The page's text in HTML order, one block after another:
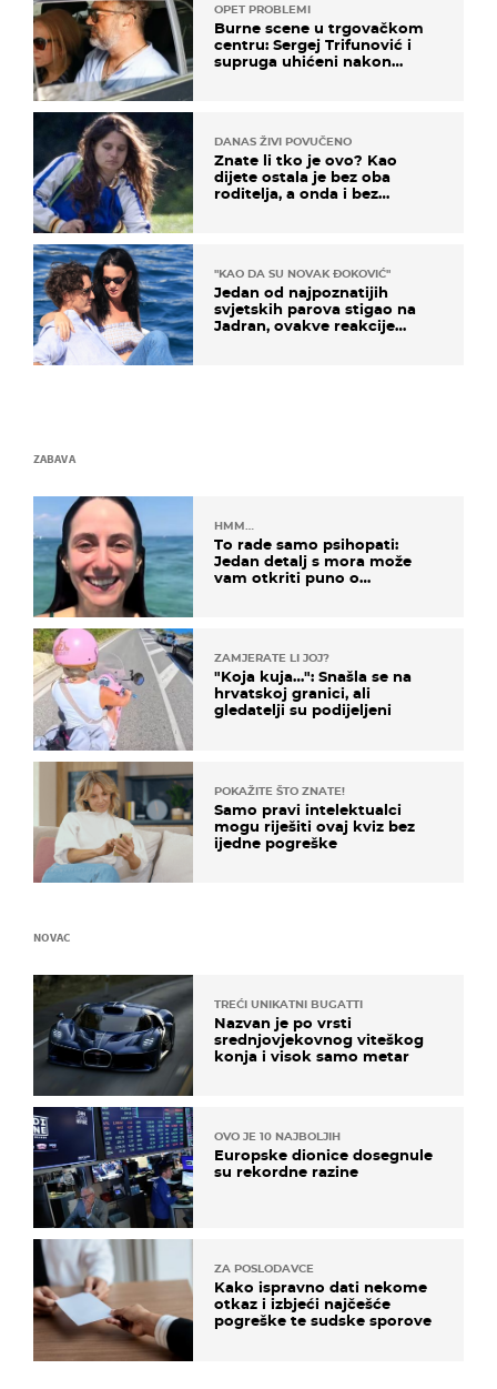
OPET PROBLEMI
Burne scene u trgovačkom
centru: Sergej Trifunović i
supruga uhićeni nakon
DANAS ŽIVI POVUČENO
Znate li tko je ovo? Kao
dijete ostala je bez oba
roditelja, a onda i bez
"KAO DA SU NOVAK ĐOKOVIĆ"
Jedan od najpoznatijih
svjetskih parova stigao na
Jadran, ovakve reakcije
ZABAVA
HMM…
To rade samo psihopati:
Jedan detalj s mora može
vam otkriti puno o
ZAMJERATE LI JOJ?
"Koja kuja…": Snašla se na
hrvatskoj granici, ali
gledatelji su podijeljeni
POKAŽITE ŠTO ZNATE!
Samo pravi intelektualci
mogu riješiti ovaj kviz bez
ijedne pogreške
NOVAC
TREĆI UNIKATNI BUGATTI
Nazvan je po vrsti
srednjovjekovnog viteškog
konja i visok samo metar
OVO JE 10 NAJBOLJIH
Europske dionice dosegnule
su rekordne razine
ZA POSLODAVCE
Kako ispravno dati nekome
otkaz i izbjeći najčešće
pogreške te sudske sporove